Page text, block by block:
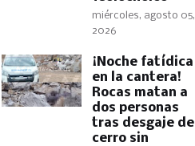
miércoles, agosto 05,
2026
​¡Noche fatídica
en la cantera!
Rocas matan a
dos personas
tras desgaje de
cerro sin